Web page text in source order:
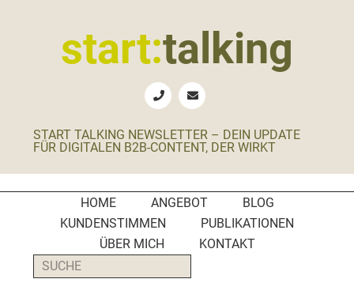
start:talking
B2B-
Social
Media
Manager
PR-
Agenturen
START TALKING NEWSLETTER – DEIN UPDATE
FÜR DIGITALEN B2B-CONTENT, DER WIRKT
HOME ANGEBOT
BLOG
KUNDENSTIMMEN
PUBLIKATIONEN
ÜBER MICH
KONTAKT
SUCHE